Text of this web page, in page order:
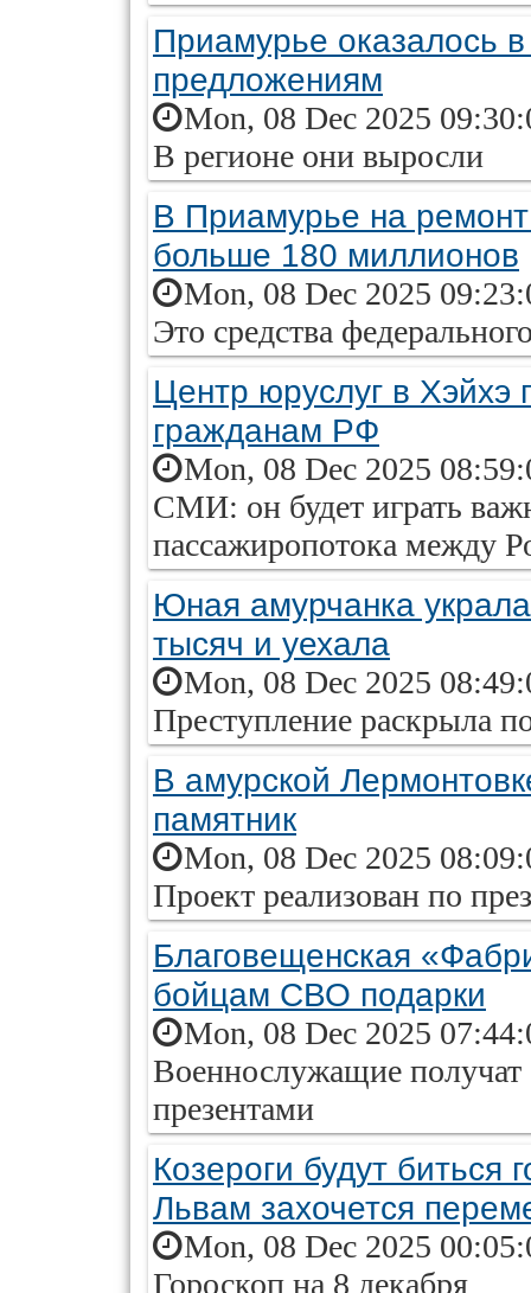
Приамурье оказалось
предложениям
Mon, 08 Dec 2025
В регионе они выросли
В Приамурье на ремонт
больше 180 миллионов
Mon, 08 Dec 2025
Это средства
Центр юруслуг в
гражданам РФ
Mon, 08 Dec 2025
СМИ: он будет играть
пассажиропотока между
Юная амурчанка
тысяч и уехала
Mon, 08 Dec 2025
Преступление раскрыла
В амурской
памятник
Mon, 08 Dec 2025
Проект реализован по
Благовещенская
бойцам СВО подарки
Mon, 08 Dec 2025
Военнослужащие получат
презентами
Козероги будут биться
Львам захочется
Mon, 08 Dec 2025
Гороскоп на 8 декабря